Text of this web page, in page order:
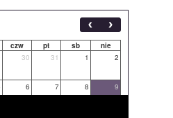
czw pt sb
nie
30 31 1 2
6 7 8 9